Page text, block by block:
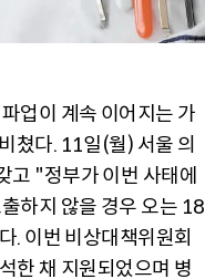
업이 계속 이어지는 가
쳤다. 11일(월) 서울 의
고 "정부가 이번 사태에
하지 않을 경우 오는 18
. 이번 비상대책위원회
한 채 지원되었으며 병